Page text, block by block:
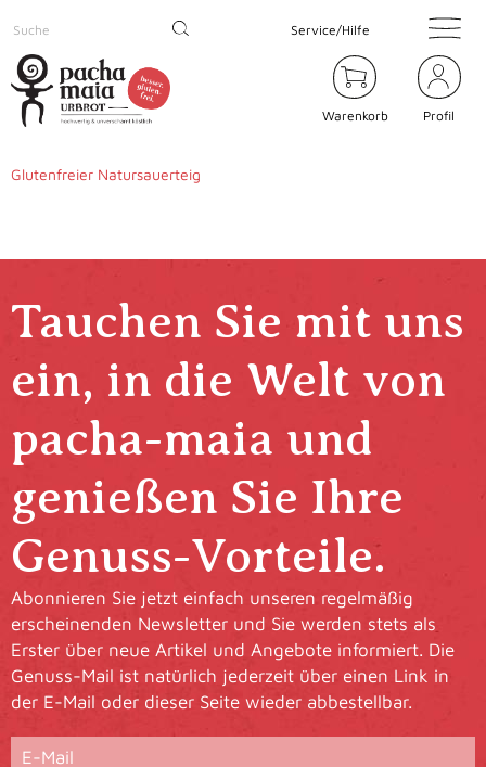
Service/Hilfe
Warenkorb Profil
Glutenfreier Natursauerteig
Tauchen Sie mit uns
ein, in die Welt von
pacha-maia und
genießen Sie Ihre
Genuss-Vorteile.
Abonnieren Sie jetzt einfach unseren regelmäßig
erscheinenden Newsletter und Sie werden stets als
Erster über neue Artikel und Angebote informiert. Die
Genuss-Mail ist natürlich jederzeit über einen Link in
der E-Mail oder dieser Seite wieder abbestellbar.